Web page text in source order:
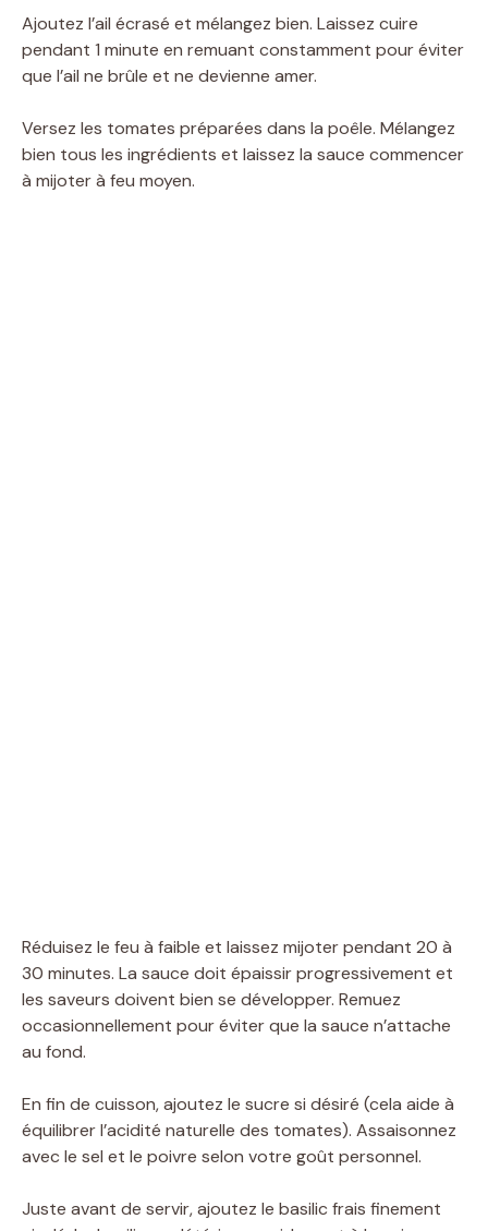
Ajoutez l’ail écrasé et mélangez bien. Laissez cuire
pendant 1 minute en remuant constamment pour éviter
que l’ail ne brûle et ne devienne amer.
Versez les tomates préparées dans la poêle. Mélangez
bien tous les ingrédients et laissez la sauce commencer
à mijoter à feu moyen.
Réduisez le feu à faible et laissez mijoter pendant 20 à
30 minutes. La sauce doit épaissir progressivement et
les saveurs doivent bien se développer. Remuez
occasionnellement pour éviter que la sauce n’attache
au fond.
En fin de cuisson, ajoutez le sucre si désiré (cela aide à
équilibrer l’acidité naturelle des tomates). Assaisonnez
avec le sel et le poivre selon votre goût personnel.
Juste avant de servir, ajoutez le basilic frais finement